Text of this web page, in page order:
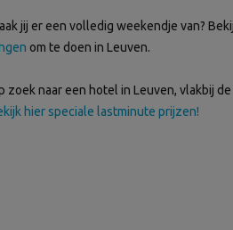
jij er een volledig weekendje van?
om te doen in Leuven.
zoek naar een hotel in Leuven, vlakbij
hier speciale lastminute prijzen!